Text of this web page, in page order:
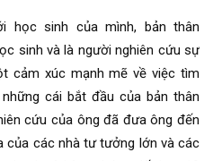
học sinh của mình, bản thân
sinh và là người nghiên cứu sự
cảm xúc mạnh mẽ về việc tìm
cái bắt đầu của bản thân
cứu của ông đã đưa ông đến
của các nhà tư tưởng lớn và các